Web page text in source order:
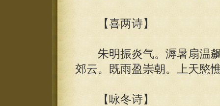
【喜两诗】
朱明振炎气。溽暑扇温飙
郊云。既雨盈崇朝。上天愍
【咏冬诗】